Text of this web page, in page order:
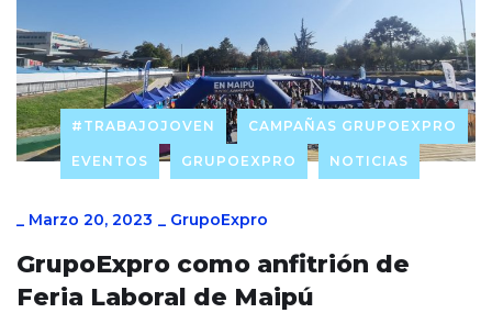
#TRABAJOJOVEN CAMPAÑAS GRUPOEXPRO
EVENTOS GRUPOEXPRO NOTICIAS
_ Marzo 20, 2023 _ GrupoExpro
GrupoExpro como anfitrión de
Feria Laboral de Maipú